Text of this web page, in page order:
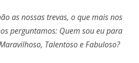
as nossas trevas, o que mais nos
perguntamos: Quem sou eu para
Talentoso e Fabuloso?